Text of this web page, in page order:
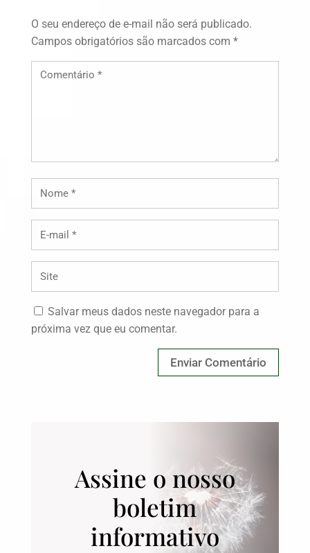
O seu endereço de e-mail não será publicado.
Campos obrigatórios são marcados com *
Salvar meus dados neste navegador para a
próxima vez que eu comentar.
Assine o nosso
boletim
informativo